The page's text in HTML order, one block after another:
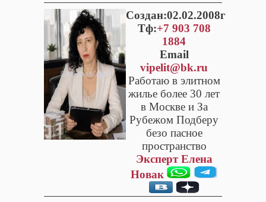
Cоздан:02.02.2008г
Тф:+7 903 708
1884
Email
vipelit@bk.ru
Работаю в элитном
жилье более 30 лет
в Москве и За
Рубежом Подберу
безо пасное
пространство
Эксперт Елена
Новак